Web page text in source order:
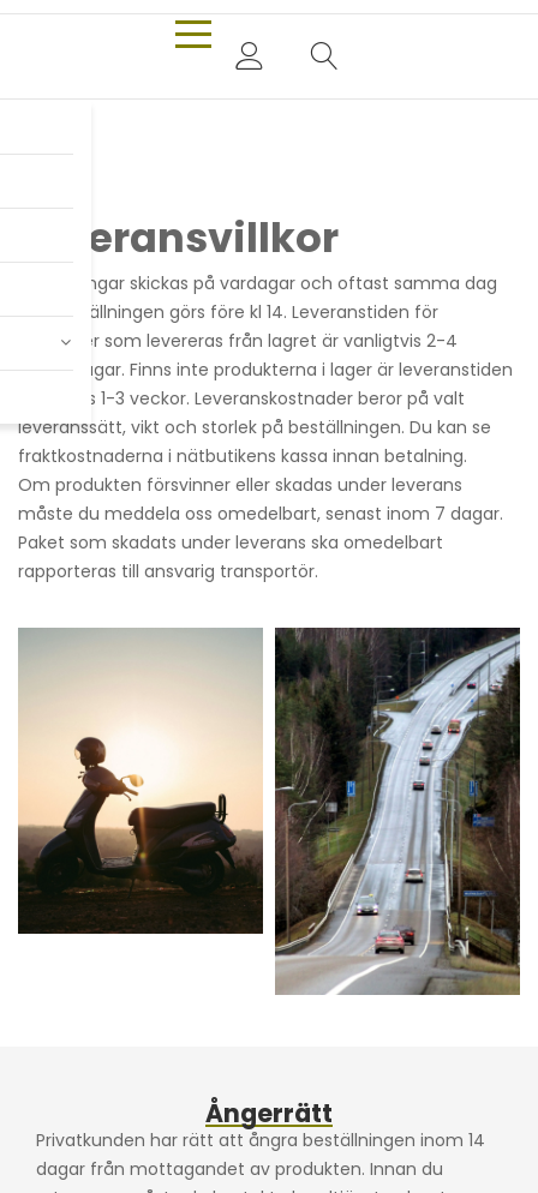
Leveransvillkor
Beställningar skickas på vardagar och oftast samma dag
om beställningen görs före kl 14. Leveranstiden för
produkter som levereras från lagret är vanligtvis 2-4
arbetsdagar. Finns inte produkterna i lager är leveranstiden
vanligtvis 1-3 veckor. Leveranskostnader beror på valt
leveranssätt, vikt och storlek på beställningen. Du kan se
fraktkostnaderna i nätbutikens kassa innan betalning.
Om produkten försvinner eller skadas under leverans
måste du meddela oss omedelbart, senast inom 7 dagar.
Paket som skadats under leverans ska omedelbart
rapporteras till ansvarig transportör.
Ångerrätt
Privatkunden har rätt att ångra beställningen inom 14
dagar från mottagandet av produkten. Innan du